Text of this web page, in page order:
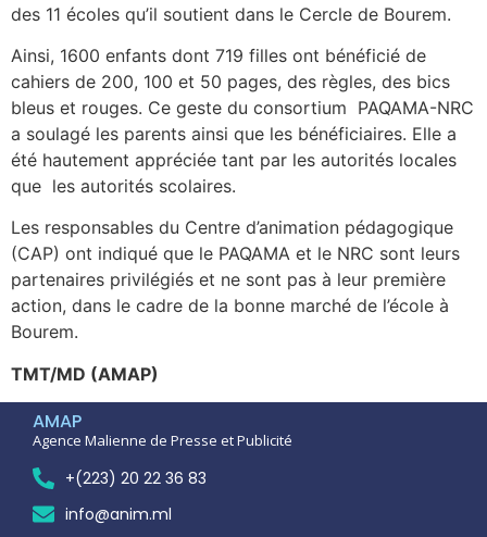
des 11 écoles qu’il soutient dans le Cercle de Bourem.
Ainsi, 1600 enfants dont 719 filles ont bénéficié de
cahiers de 200, 100 et 50 pages, des règles, des bics
bleus et rouges. Ce geste du consortium PAQAMA-NRC
a soulagé les parents ainsi que les bénéficiaires. Elle a
été hautement appréciée tant par les autorités locales
que les autorités scolaires.
Les responsables du Centre d’animation pédagogique
(CAP) ont indiqué que le PAQAMA et le NRC sont leurs
partenaires privilégiés et ne sont pas à leur première
action, dans le cadre de la bonne marché de l’école à
Bourem.
TMT/MD (AMAP)
AMAP
Agence Malienne de Presse et Publicité
+(223) 20 22 36 83
info@anim.ml